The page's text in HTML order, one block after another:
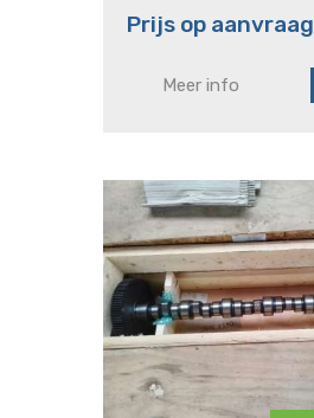
Prijs op aanvraag
Meer info